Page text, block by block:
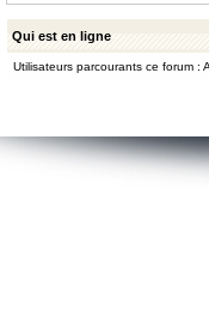
Qui est en ligne
Utilisateurs parcourants ce forum :